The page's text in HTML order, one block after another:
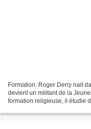
Formation. Roger Derry nait
devient un militant de la
formation religieuse, il étudie